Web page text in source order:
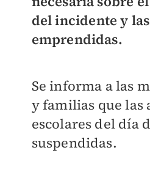
del incidente y
emprendidas.
Se informa a las
y familias que las
escolares del día
suspendidas.